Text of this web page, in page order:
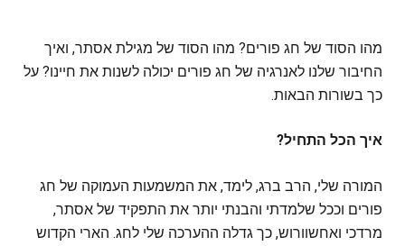
מהו הסוד של חג פורים? מהו הסוד של מגילת אסתר, ואיך
החיבור שלנו לאנרגיה של חג פורים יכולה לשנות את חיינו? על
כך בשורות הבאות.
איך הכל התחיל?
המורה שלי, הרב ברג, לימד, את המשמעות העמוקה של חג
פורים וככל שלמדתי והבנתי יותר את התפקיד של אסתר,
מרדכי ואחשוורוש, כך גדלה ההערכה שלי לחג. הארי הקדוש